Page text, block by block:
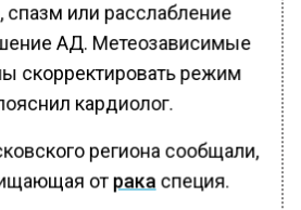
спазм или расслабление
АД. Метеозависимые
скорректировать режим
кардиолог.
региона сообщали,
отрака специя.